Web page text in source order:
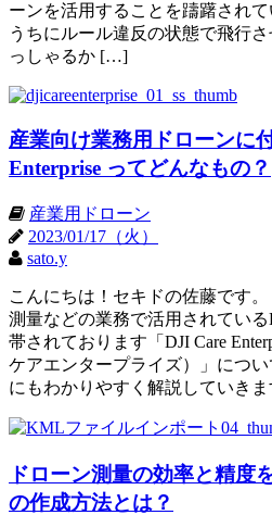
ーンを活用することを躊躇され
うちにルール違反の状態で飛行
っしゃるか […]
産業向け業務用ドローンに
Enterprise ってどんなもの？
産業用ドローン
2023/01/17（火）
sato.y
こんにちは！セキドの佐藤です
測量などの業務で活用されてい
帯されております「DJI Care
ケアエンタープライズ）」につ
にもわかりやすく解説していき
ドローン測量の効率と精度
の作成方法とは？